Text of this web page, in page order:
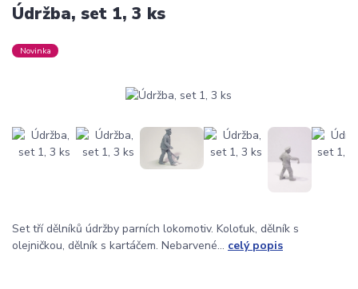
Údržba, set 1, 3 ks
Novinka
Set tří dělníků údržby parních lokomotiv. Koloťuk, dělník s
olejničkou, dělník s kartáčem. Nebarvené... celý popis